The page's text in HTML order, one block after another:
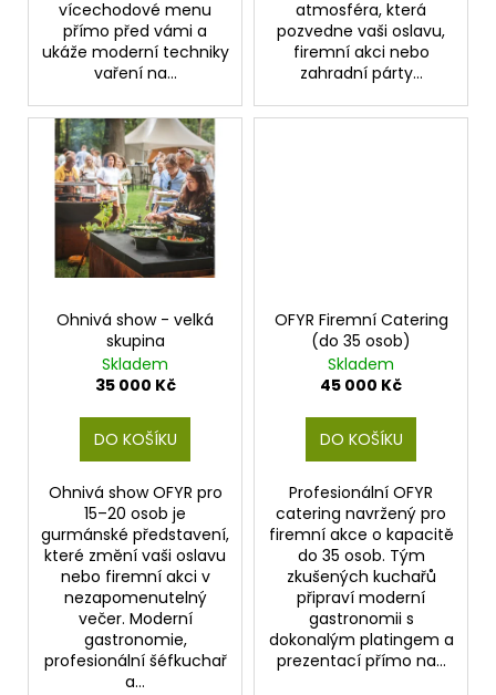
vícechodové menu
přímo před vámi a
ukáže moderní techniky
vaření na...
atmosféra, která
pozvedne vaši oslavu,
firemní akci nebo
zahradní párty...
Ohnivá show - velká
skupina
Skladem
35 000 Kč
DO KOŠÍKU
Ohnivá show OFYR pro
15–20 osob je
gurmánské představení,
které změní vaši oslavu
nebo firemní akci v
nezapomenutelný
večer. Moderní
gastronomie,
profesionální šéfkuchař
a...
OFYR Firemní Catering
(do 35 osob)
Skladem
45 000 Kč
DO KOŠÍKU
Profesionální OFYR
catering navržený pro
firemní akce o kapacitě
do 35 osob. Tým
zkušených kuchařů
připraví moderní
gastronomii s
dokonalým platingem a
prezentací přímo na...